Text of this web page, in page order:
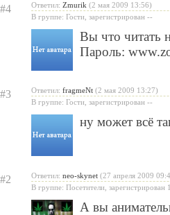
#4 Ответил: Zmurik (2 мая 2009 13:56)
В группе: Гости, зарегистрирован --
Вы что читать
Пароль:
#3 Ответил: fragmeNt (2 мая 2009 13:27)
В группе: Гости, зарегистрирован --
ну может всё
#2 Ответил: neo-skynet (27 апреля 2009
В группе: Посетители, зарегистрирован
А вы